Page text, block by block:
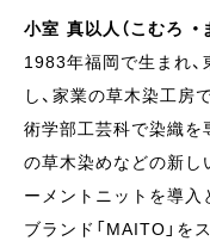
小室 真以人（こむろ ・
1983年福岡で生まれ
し、家業の草木染工房
術学部工芸科で染織を
の草木染めなどの新し
ーメントニットを導入
ブランド「MAITO」を